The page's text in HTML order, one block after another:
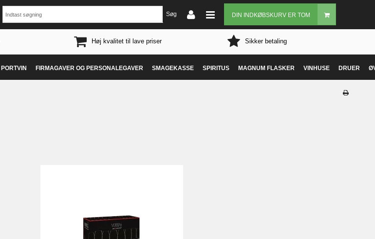
DIN INDKØBSKURV ER TOM
Søg
Høj kvalitet til lave priser Sikker betaling
PORTVIN FIRMAGAVER OG PERSONALEGAVER SMAGEKASSE SPIRITUS MAGNUM FLASKER VINHUSE DRUER